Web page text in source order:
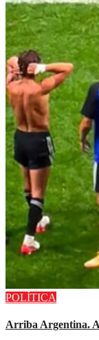
POLÍTICA
Arriba Argentina.